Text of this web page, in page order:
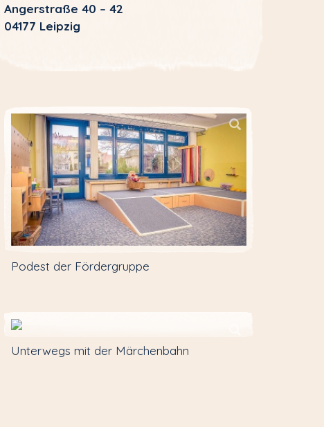
Angerstraße 40 – 42
04177 Leipzig
Podest der Fördergruppe
Unterwegs mit der Märchenbahn